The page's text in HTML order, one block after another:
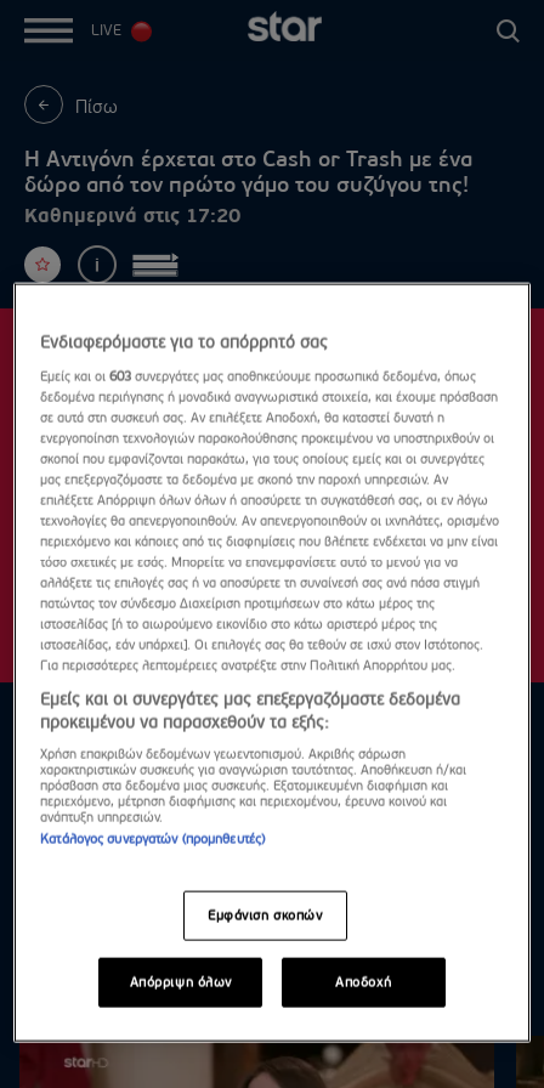
LIVE
Πίσω
Η Αντιγόνη έρχεται στο Cash or Trash με ένα
δώρο από τον πρώτο γάμο του συζύγου της!
Καθημερινά στις 17:20
Highlights Δες τα όλα
Ενδιαφερόμαστε για το απόρρητό σας
Εμείς και οι603 συνεργάτες μας αποθηκεύουμε προσωπικά δεδομένα, όπως
δεδομένα περιήγησης ή μοναδικά αναγνωριστικά στοιχεία, και έχουμε πρόσβαση
σε αυτά στη συσκευή σας. Αν επιλέξετε Αποδοχή, θα καταστεί δυνατή η
ενεργοποίηση τεχνολογιών παρακολούθησης προκειμένου να υποστηριχθούν οι
σκοποί που εμφανίζονται παρακάτω, για τους οποίους εμείς και οι συνεργάτες
μας επεξεργαζόμαστε τα δεδομένα με σκοπό την παροχή υπηρεσιών. Αν
επιλέξετε Απόρριψη όλων όλων ή αποσύρετε τη συγκατάθεσή σας, οι εν λόγω
τεχνολογίες θα απενεργοποιηθούν. Αν απενεργοποιηθούν οι ιχνηλάτες, ορισμένο
περιεχόμενο και κάποιες από τις διαφημίσεις που βλέπετε ενδέχεται να μην είναι
τόσο σχετικές με εσάς. Μπορείτε να επανεμφανίσετε αυτό το μενού για να
αλλάξετε τις επιλογές σας ή να αποσύρετε τη συναίνεσή σας ανά πάσα στιγμή
πατώντας τον σύνδεσμο Διαχείριση προτιμήσεων στο κάτω μέρος της
ιστοσελίδας [ή το αιωρούμενο εικονίδιο στο κάτω αριστερό μέρος της
ιστοσελίδας, εάν υπάρχει]. Οι επιλογές σας θα τεθούν σε ισχύ στον Ιστότοπος.
Για περισσότερες λεπτομέρειες ανατρέξτε στην Πολιτική Απορρήτου μας.
Εμείς και οι συνεργάτες μας επεξεργαζόμαστε δεδομένα
προκειμένου να παρασχεθούν τα εξής:
Χρήση επακριβών δεδομένων γεωεντοπισμού. Ακριβής σάρωση
χαρακτηριστικών συσκευής για αναγνώριση ταυτότητας. Αποθήκευση ή/και
πρόσβαση στα δεδομένα μιας συσκευής. Εξατομικευμένη διαφήμιση και
περιεχόμενο, μέτρηση διαφήμισης και περιεχομένου, έρευνα κοινού και
ανάπτυξη υπηρεσιών.
Κατάλογος συνεργατών (προμηθευτές)
Εμφάνιση σκοπών
Απόρριψη όλων Αποδοχή